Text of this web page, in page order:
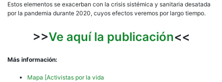
Estos elementos se exacerban con la crisis sistémica y sanitaria desatada
por la pandemia durante 2020, cuyos efectos veremos por largo tiempo.
>>Ve aquí la publicación<<
Más información:
Mapa [Activistas por la vida